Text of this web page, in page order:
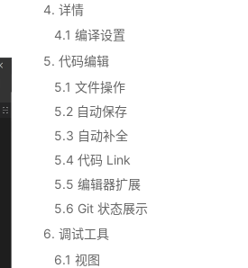
4. 详情
4.1 编译设置
5. 代码编辑
5.1 文件操作
5.2 自动保存
5.3 自动补全
5.4 代码 Link
5.5 编辑器扩展
5.6 Git 状态展示
6. 调试工具
6.1 视图